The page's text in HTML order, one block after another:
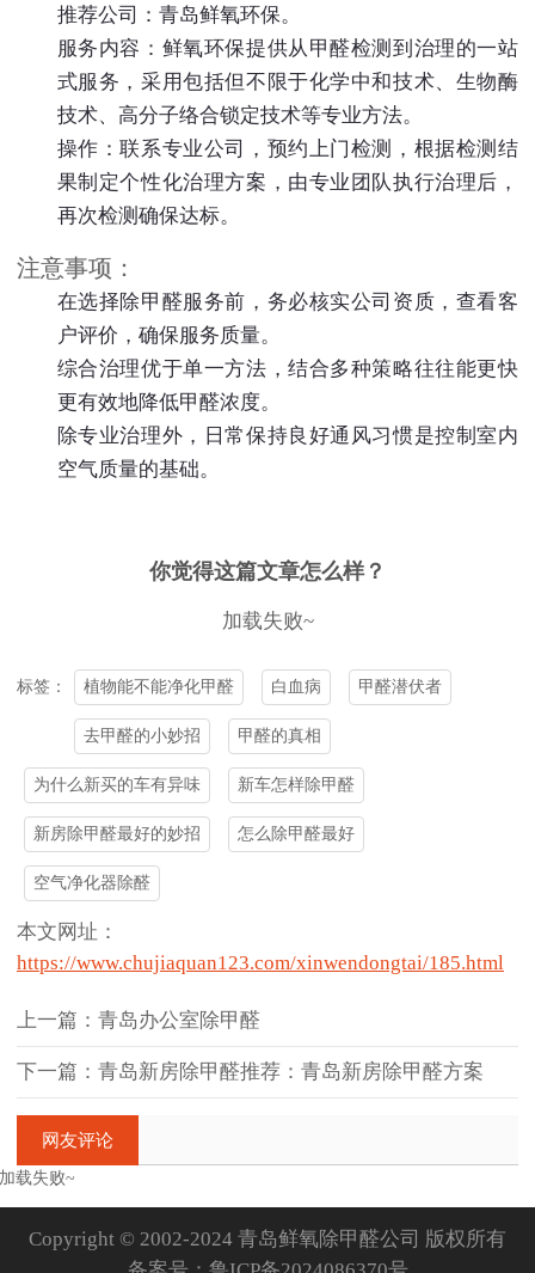
推荐公司：青岛鲜氧环保。
服务内容：鲜氧环保提供从甲醛检测到治理的一站
式服务，采用包括但不限于化学中和技术、生物酶
技术、高分子络合锁定技术等专业方法。
操作：联系专业公司，预约上门检测，根据检测结
果制定个性化治理方案，由专业团队执行治理后，
再次检测确保达标。
注意事项：
在选择除甲醛服务前，务必核实公司资质，查看客
户评价，确保服务质量。
综合治理优于单一方法，结合多种策略往往能更快
更有效地降低甲醛浓度。
除专业治理外，日常保持良好通风习惯是控制室内
空气质量的基础。
你觉得这篇文章怎么样？
加载失败~
标签： 植物能不能净化甲醛 白血病 甲醛潜伏者
去甲醛的小妙招 甲醛的真相
为什么新买的车有异味 新车怎样除甲醛
新房除甲醛最好的妙招 怎么除甲醛最好
空气净化器除醛
本文网址：
https://www.chujiaquan123.com/xinwendongtai/185.html
上一篇：青岛办公室除甲醛
下一篇：青岛新房除甲醛推荐：青岛新房除甲醛方案
网友评论
加载失败~
Copyright © 2002-2024 青岛鲜氧除甲醛公司 版权所有